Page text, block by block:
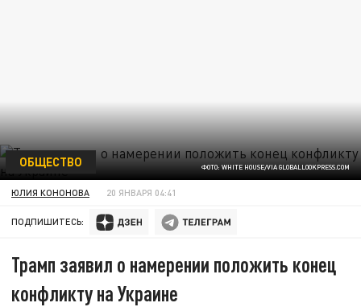
ФОТО: WHITE HOUSE/VIA GLOBALLOOKPRESS.COM
ОБЩЕСТВО
ЮЛИЯ КОНОНОВА 20 ЯНВАРЯ 04:41
ПОДПИШИТЕСЬ:
Трамп заявил о намерении положить конец
конфликту на Украине